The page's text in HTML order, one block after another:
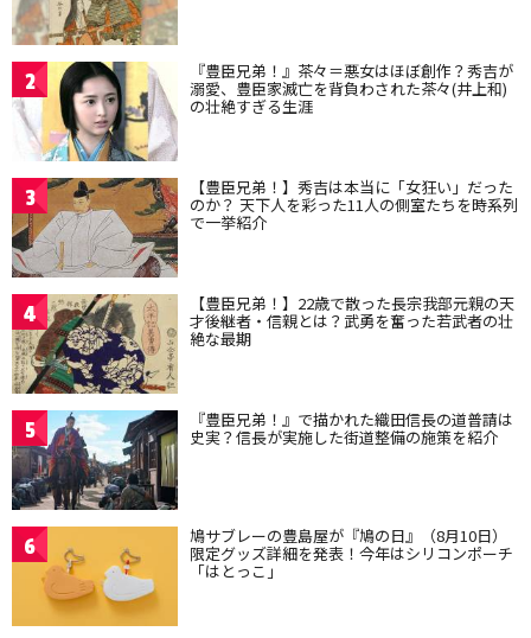
2 『豊臣兄弟！』茶々＝悪女はほぼ創作？秀吉が
溺愛、豊臣家滅亡を背負わされた茶々(井上和)
の壮絶すぎる生涯
3 【豊臣兄弟！】秀吉は本当に「女狂い」だった
のか？ 天下人を彩った11人の側室たちを時系列
で一挙紹介
4 【豊臣兄弟！】22歳で散った長宗我部元親の天
才後継者・信親とは？武勇を奮った若武者の壮
絶な最期
5 『豊臣兄弟！』で描かれた織田信長の道普請は
史実？信長が実施した街道整備の施策を紹介
6 鳩サブレーの豊島屋が『鳩の日』（8月10日）
限定グッズ詳細を発表！今年はシリコンポーチ
「はとっこ」